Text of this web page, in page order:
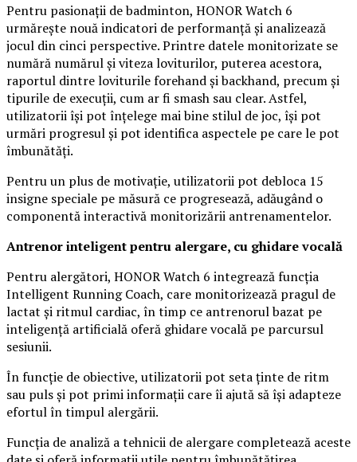
Pentru pasionații de badminton, HONOR Watch 6
urmărește nouă indicatori de performanță și analizează
jocul din cinci perspective. Printre datele monitorizate se
numără numărul și viteza loviturilor, puterea acestora,
raportul dintre loviturile forehand și backhand, precum și
tipurile de execuții, cum ar fi smash sau clear. Astfel,
utilizatorii își pot înțelege mai bine stilul de joc, își pot
urmări progresul și pot identifica aspectele pe care le pot
îmbunătăți.
Pentru un plus de motivație, utilizatorii pot debloca 15
insigne speciale pe măsură ce progresează, adăugând o
componentă interactivă monitorizării antrenamentelor.
Antrenor inteligent pentru alergare, cu ghidare vocală
Pentru alergători, HONOR Watch 6 integrează funcția
Intelligent Running Coach, care monitorizează pragul de
lactat și ritmul cardiac, în timp ce antrenorul bazat pe
inteligență artificială oferă ghidare vocală pe parcursul
sesiunii.
În funcție de obiective, utilizatorii pot seta ținte de ritm
sau puls și pot primi informații care îi ajută să își adapteze
efortul în timpul alergării.
Funcția de analiză a tehnicii de alergare completează aceste